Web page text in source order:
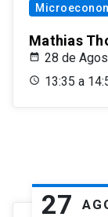
Mathias
28 de
13:35 a
27